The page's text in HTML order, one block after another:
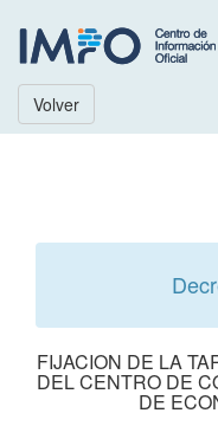
Volver
FIJACION DE LA
DEL CENTRO DE
DE